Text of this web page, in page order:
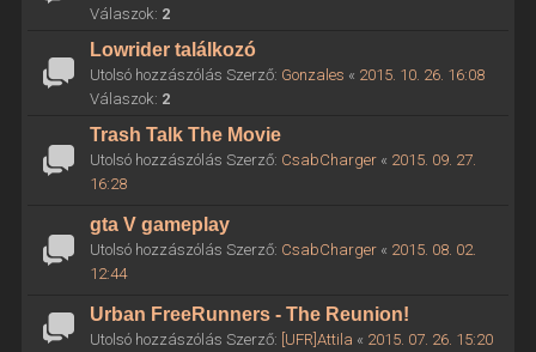
Válaszok: 2
Lowrider találkozó
Utolsó hozzászólás Szerző: Gonzales « 2015. 10. 26. 16:08
Válaszok: 2
Trash Talk The Movie
Utolsó hozzászólás Szerző: CsabCharger« 2015. 09. 27.
16:28
gta V gameplay
Utolsó hozzászólás Szerző: CsabCharger« 2015. 08. 02.
12:44
Urban FreeRunners - The Reunion!
Utolsó hozzászólás Szerző: [UFR]Attila « 2015. 07. 26. 15:20